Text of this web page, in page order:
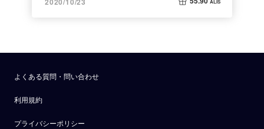
ALIS
よくある質問・問い合わせ
利用規約
プライバシーポリシー